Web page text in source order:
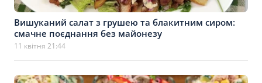
Вишуканий салат з грушею та блакитним сиром:
смачне поєднання без майонезу
11 квітня 21:44